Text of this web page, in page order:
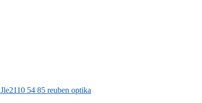
Jle2110 54 85 reuben optika